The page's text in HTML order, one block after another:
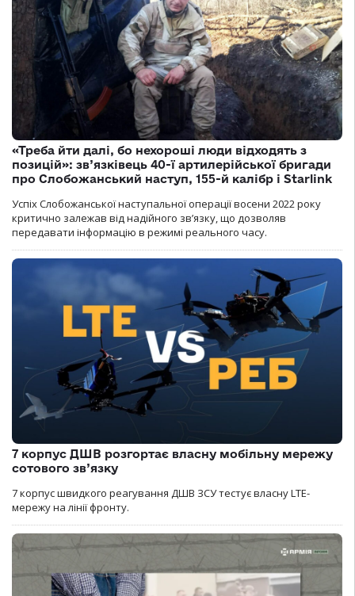
«Треба йти далі, бо нехороші люди відходять з
позицій»: зв’язківець 40-ї артилерійської бригади
про Слобожанський наступ, 155-й калібр і Starlink
Успіх Слобожанської наступальної операції восени 2022 року
критично залежав від надійного зв’язку, що дозволяв
передавати інформацію в режимі реального часу.
7 корпус ДШВ розгортає власну мобільну мережу
сотового зв’язку
7 корпус швидкого реагування ДШВ ЗСУ тестує власну LTE-
мережу на лінії фронту.